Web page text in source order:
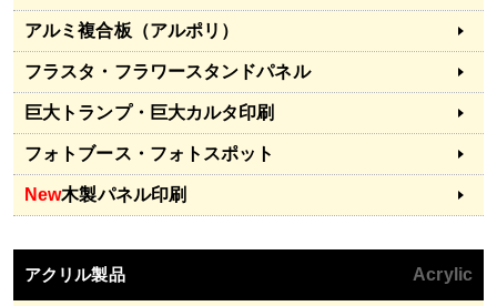
アルミ複合板（アルポリ）
フラスタ・フラワースタンドパネル
巨大トランプ・巨大カルタ印刷
フォトブース・フォトスポット
New木製パネル印刷
アクリル製品 Acrylic